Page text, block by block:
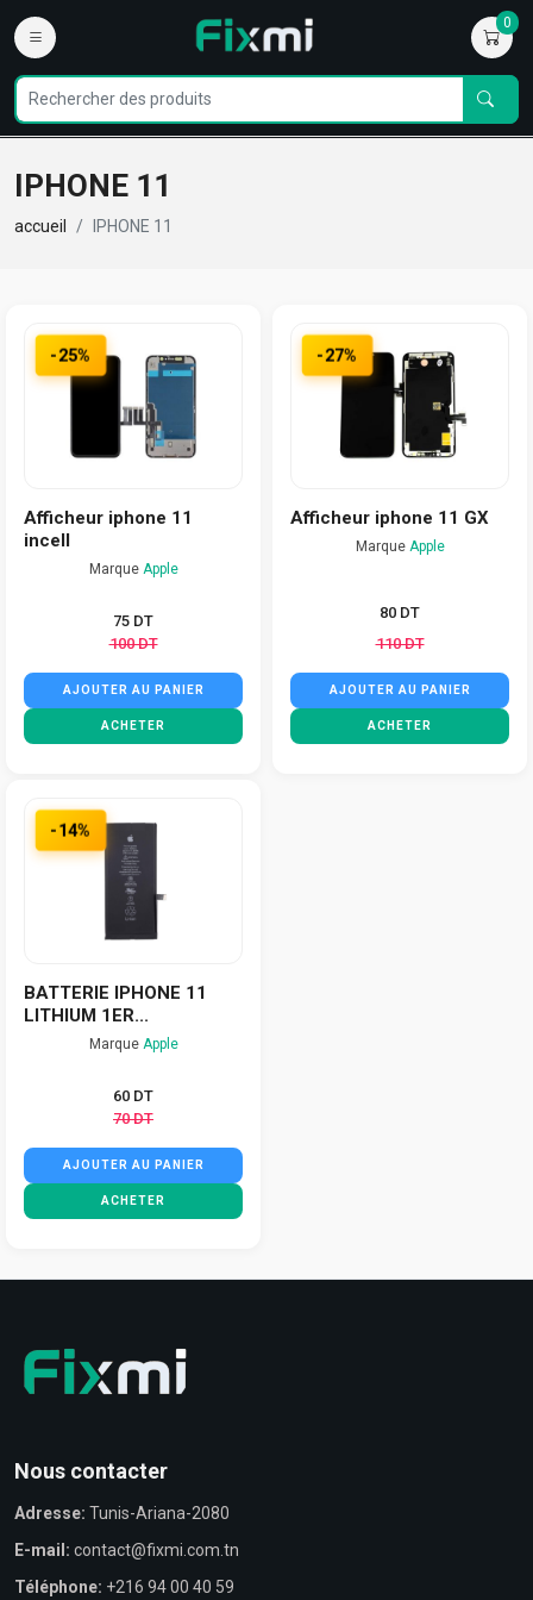
0
IPHONE 11
accueil IPHONE 11
-25%
Afficheur iphone 11
incell
Marque Apple
75 DT
100 DT
AJOUTER AU PANIER
ACHETER
-27%
Afficheur iphone 11 GX
Marque Apple
80 DT
110 DT
AJOUTER AU PANIER
ACHETER
-14%
BATTERIE IPHONE 11
LITHIUM 1ER...
Marque Apple
60 DT
70 DT
AJOUTER AU PANIER
ACHETER
Nous contacter
Adresse: Tunis-Ariana-2080
E-mail: contact@fixmi.com.tn
Téléphone: +216 94 00 40 59